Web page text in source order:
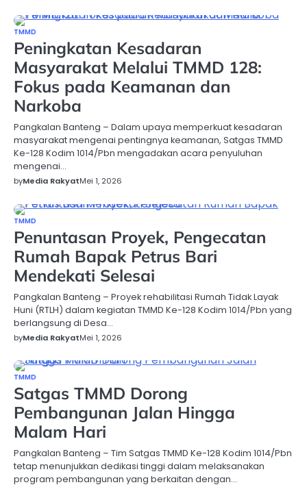
TMMD
Peningkatan Kesadaran
Masyarakat Melalui TMMD 128:
Fokus pada Keamanan dan
Narkoba
Pangkalan Banteng – Dalam upaya memperkuat kesadaran
masyarakat mengenai pentingnya keamanan, Satgas TMMD
Ke-128 Kodim 1014/Pbn mengadakan acara penyuluhan
mengenai…
byMedia RakyatMei 1, 2026
TMMD
Penuntasan Proyek, Pengecatan
Rumah Bapak Petrus Bari
Mendekati Selesai
Pangkalan Banteng – Proyek rehabilitasi Rumah Tidak Layak
Huni (RTLH) dalam kegiatan TMMD Ke-128 Kodim 1014/Pbn yang
berlangsung di Desa…
byMedia RakyatMei 1, 2026
TMMD
Satgas TMMD Dorong
Pembangunan Jalan Hingga
Malam Hari
Pangkalan Banteng – Tim Satgas TMMD Ke-128 Kodim 1014/Pbn
tetap menunjukkan dedikasi tinggi dalam melaksanakan
program pembangunan yang berkaitan dengan…